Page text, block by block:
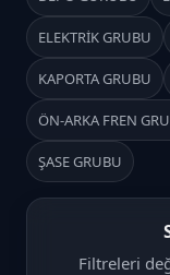
ELEKTRİK GRUBU
KAPORTA GRUBU
ÖN-ARKA FREN
ŞASE GRUBU
Filtreleri